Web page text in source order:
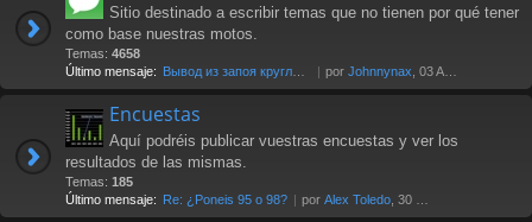
Sitio destinado a escribir temas que no tienen por qué tener
como base nuestras motos.
Temas: 4658
Último mensaje: Вывод из запоя круглосуточно … por Johnnynax , 03 Ago 2026 17:29
Encuestas
Aquí podréis publicar vuestras encuestas y ver los
resultados de las mismas.
Temas: 185
Último mensaje: Re: ¿Poneis 95 o 98? por Alex Toledo , 30 Oct 2021 23:23